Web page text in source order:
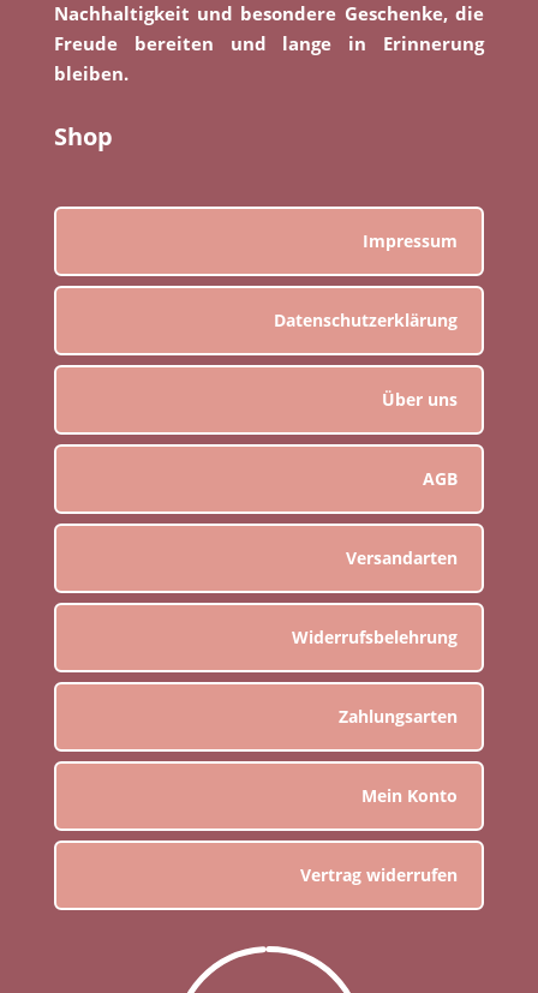
Nachhaltigkeit und besondere Geschenke, die
Freude bereiten und lange in Erinnerung
bleiben.
Shop
Impressum
Datenschutzerklärung
Über uns
AGB
Versandarten
Widerrufsbelehrung
Zahlungsarten
Mein Konto
Vertrag widerrufen